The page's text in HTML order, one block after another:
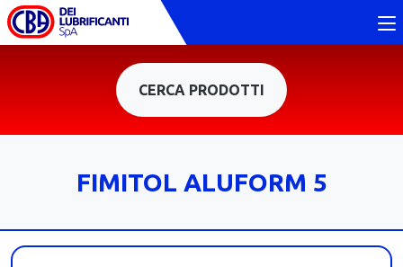
CERCA PRODOTTI
FIMITOL ALUFORM 5